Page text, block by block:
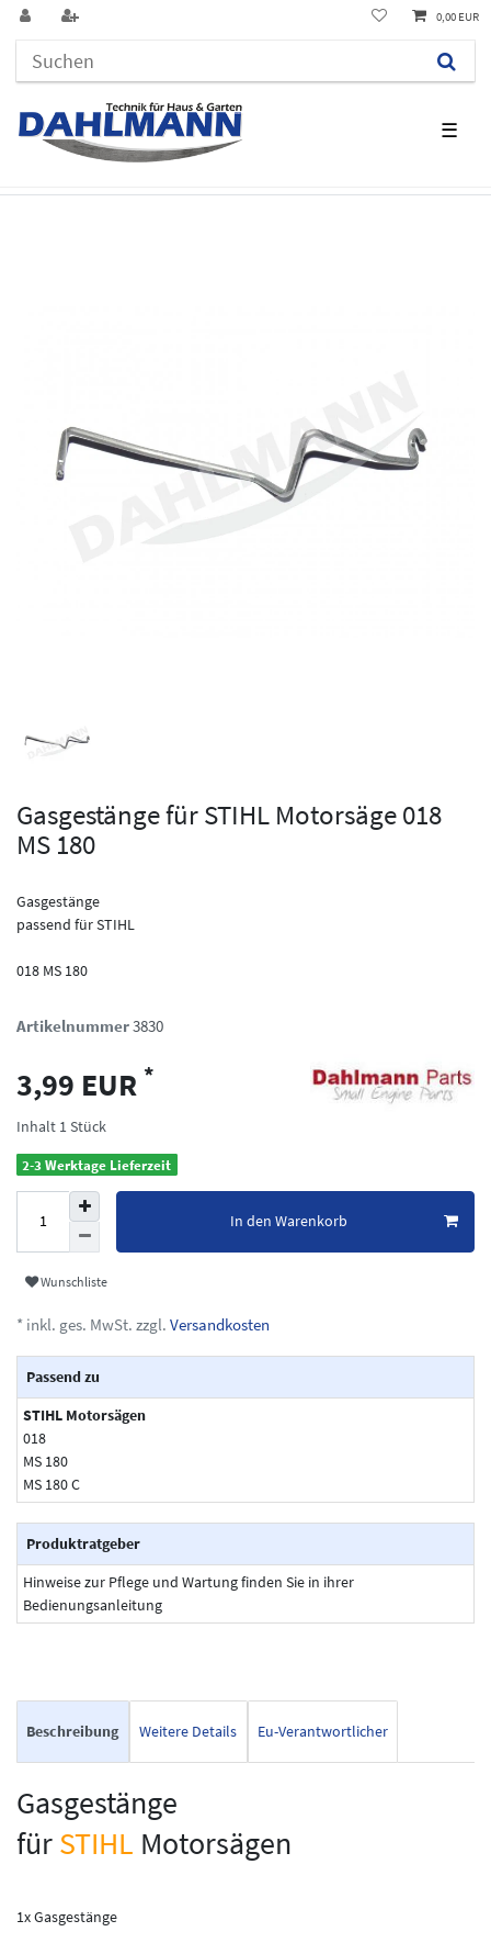
☰
0,00 EUR
Gasgestänge für STIHL Motorsäge 018
MS 180
Gasgestänge
passend für STIHL
018 MS 180
Artikelnummer3830
3,99 EUR *
Inhalt 1 Stück
2-3 Werktage Lieferzeit
In den Warenkorb
Wunschliste
* inkl. ges. MwSt. zzgl. Versandkosten
Passend zu
STIHL Motorsägen
018
MS 180
MS 180 C
Produktratgeber
Hinweise zur Pflege und Wartung finden Sie in ihrer
Bedienungsanleitung
Beschreibung Weitere Details Eu-Verantwortlicher
Gasgestänge
fürSTIHL Motorsägen
1x Gasgestänge